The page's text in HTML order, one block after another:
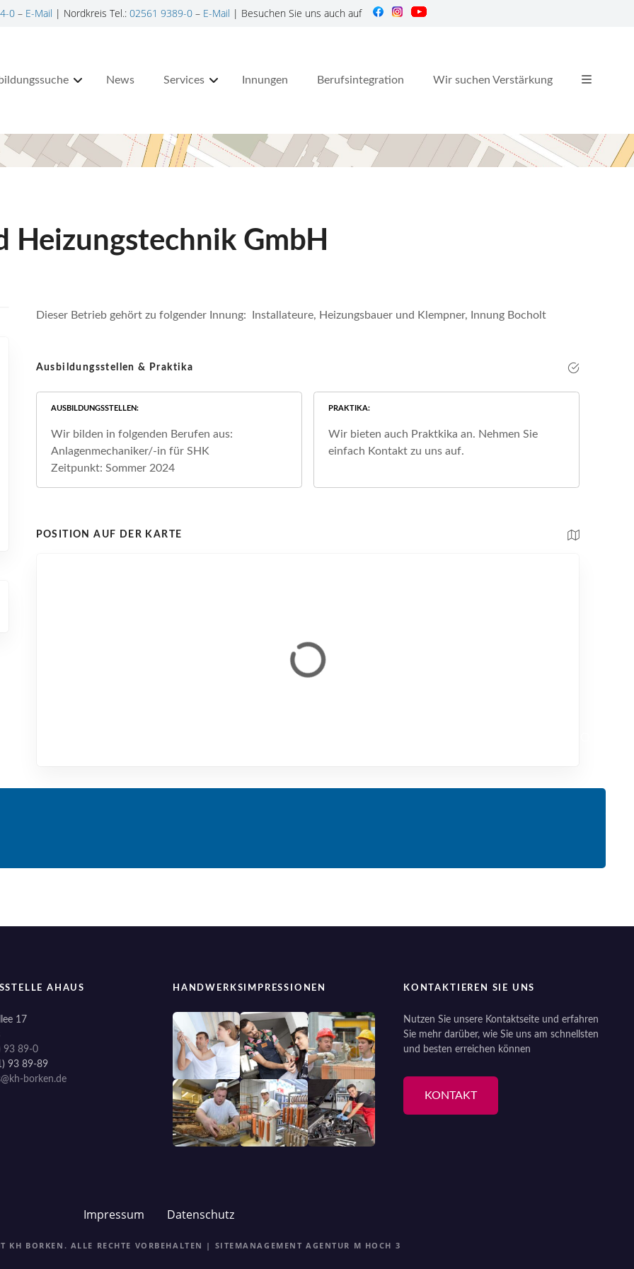
0– E-Mail | Nordkreis Tel.: 02561 9389-0– E-Mail | Besuchen Sie uns auch auf
News Services Innungen Berufsintegration Wir suchen Verstärkung
Heizungstechnik GmbH
Dieser Betrieb gehört zu folgender Innung: Installateure, Heizungsbauer und Klempner, Innung Bocholt
Ausbildungsstellen & Praktika
AUSBILDUNGSSTELLEN
Wir bilden in folgenden Berufen aus:
Anlagenmechaniker/-in für SHK
Zeitpunkt: Sommer 2024
PRAKTIKA
Wir bieten auch Praktkika an. Nehmen Sie
einfach Kontakt zu uns auf.
POSITION AUF DER KARTE
AHAUS
17
93 89-0
93 89-89
borken.de
HANDWERKSIMPRESSIONEN KONTAKTIEREN SIE UNS
Nutzen Sie unsere Kontaktseite und erfahren
Sie mehr darüber, wie Sie uns am schnellsten
und besten erreichen können
KONTAKT
Impressum Datenschutz
KH BORKEN. ALLE RECHTE VORBEHALTEN | SITEMANAGEMENTAGENTUR M HOCH 3